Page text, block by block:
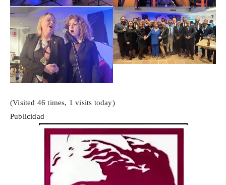
(Visited 46 times, 1 visits today)
Publicidad